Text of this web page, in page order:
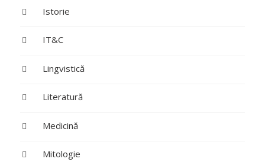
Istorie
IT&C
Lingvistică
Literatură
Medicină
Mitologie